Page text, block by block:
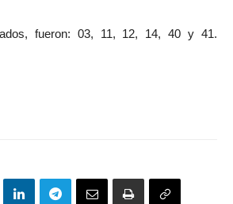
fueron: 03, 11, 12, 14, 40 y 41.